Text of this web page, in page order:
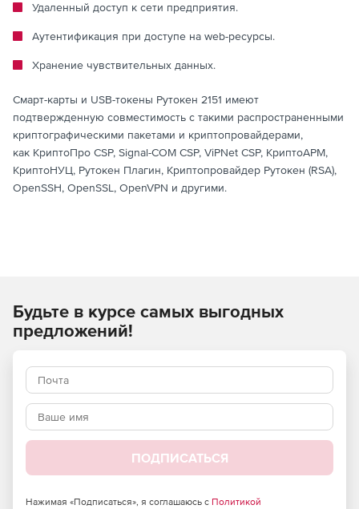
Удаленный доступ к сети предприятия.
Аутентификация при доступе на web-ресурсы.
Хранение чувствительных данных.
Смарт-карты и USB-токены Рутокен 2151 имеют
подтвержденную совместимость с такими распространенными
криптографическими пакетами и криптопровайдерами,
как КриптоПро CSP, Signal-COM CSP, ViPNet CSP, КриптоАРМ,
КриптоНУЦ, Рутокен Плагин, Криптопровайдер Рутокен (RSA),
OpenSSH, OpenSSL, OpenVPN и другими.
Будьте в курсе самых выгодных
предложений!
ПОДПИСАТЬСЯ
Нажимая «Подписаться», я соглашаюсь с Политикой